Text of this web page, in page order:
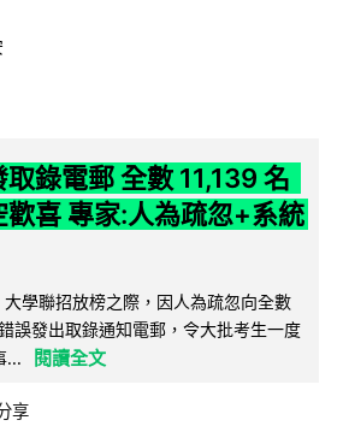
錄電郵 全數 11,139 名
歡喜 專家:人為疏忽+系統
學聯招放榜之際，因人為疏忽向全數
誤發出取錄通知電郵，令大批考生一度
...
閱讀全文
享